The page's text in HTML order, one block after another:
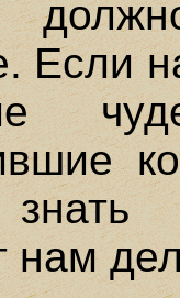
Если
нам